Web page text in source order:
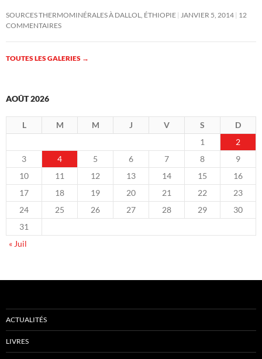
SOURCES THERMOMINÉRALES À DALLOL, ÉTHIOPIE JANVIER 5, 2014 12
COMMENTAIRES
TOUTES LES GALERIES →
AOÛT 2026
L M M J V S
D
1
2
3
4 5 6 7 8
9
10
11 12 13 14 15
16
17
18 19 20 21 22
23
24
25 26 27 28 29
30
31
« Juil
ACTUALITÉS
LIVRES